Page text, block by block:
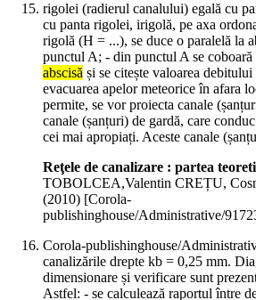
rigolei (radierul canalului) egală cu
cu panta rigolei, irigolă, pe axa
rigolă (H = ...), se duce o paralelă la
punctul A; - din punctul A se coboară
abscisă și se citește valoarea
evacuarea apelor meteorice în afara
permite, se vor proiecta canale
canale (șanțuri) de gardă, care
cei mai apropiați. Aceste canale
Reţele de canalizare : partea
TOBOLCEA,Valentin CREȚU,
(2010) [Corola-
publishinghouse/Administrative/
Corola-publishinghouse/
canalizările drepte kb = 0,25 mm.
dimensionare și verificare sunt
Astfel: - se calculează raportul între